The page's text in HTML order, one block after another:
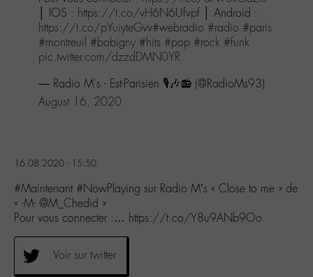
contenu
Aller
recherche
│ IOS : https://t.co/vH6N6Ufvpf │ Android :
https://t.co/pYuiyteGvv#webradio #radio #paris
#montreuil #bobigny #hits #pop #rock #funk
pic.twitter.com/dzzdDMN0YR
— Radio M's - Est-Parisien 🎙️🎶📻 (@RadioMs93)
August 16, 2020
16.08.2020 - 15:50
#Maintenant #NowPlaying sur Radio M’s « Close to me » de
« -M- @M_Chedid »
Pour vous connecter :… https://t.co/Y8u9ANb9Oo
Voir sur twitter